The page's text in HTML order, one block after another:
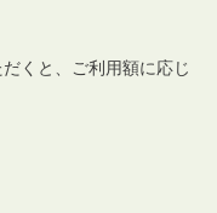
くと、ご利用額に応じ